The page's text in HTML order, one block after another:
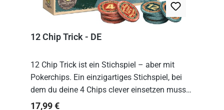
12 Chip Trick - DE
12 Chip Trick ist ein Stichspiel – aber mit
Pokerchips. Ein einzigartiges Stichspiel, bei
dem du deine 4 Chips clever einsetzen musst.
Wer die Chips mit dem höchsten Gesamtwert
Regulärer Preis:
17,99 €